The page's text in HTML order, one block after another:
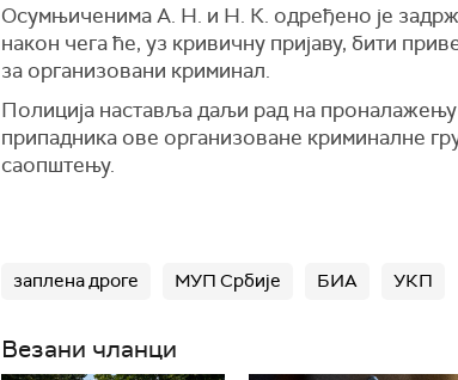
ОсумњиченимаА. Н. и Н. К. одређено је
након чега ће, уз кривичну пријаву, бити
за организовани криминал.
Полиција наставља даљи рад на
припадника ове организоване криминалне
саопштењу.
заплена дроге МУП Србије БИА УКП
Везани чланци